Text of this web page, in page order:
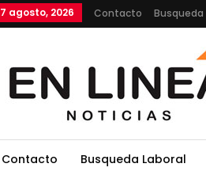
7 agosto, 2026 Contacto Busqueda
Contacto Busqueda Laboral